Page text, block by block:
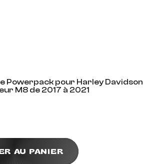
Powerpack pour Harley Davidson
M8 de 2017 à 2021
AU PANIER